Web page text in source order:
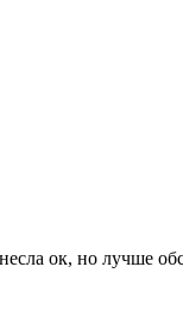
ок, но лучше